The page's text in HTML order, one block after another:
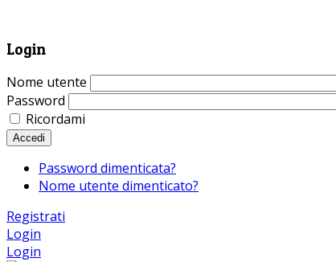
Login
Nome utente
Password
Ricordami
Accedi
Password dimenticata?
Nome utente dimenticato?
Registrati
Login
Login